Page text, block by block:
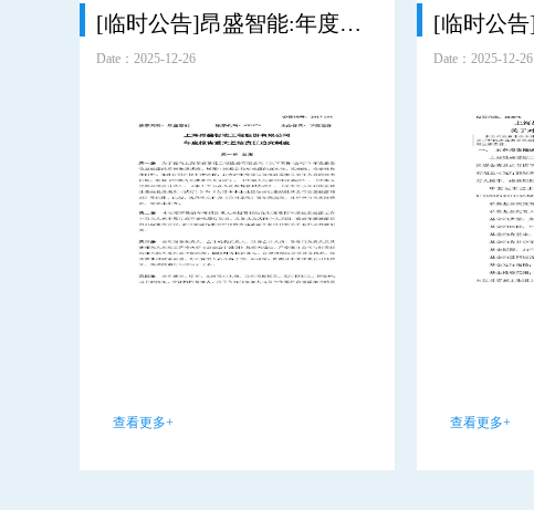
[临时公告]昂盛智能:年度报告重大差错责任追究制度
Date：2025-12-26
查看更多+
Date：2025-12-26
查看更多+